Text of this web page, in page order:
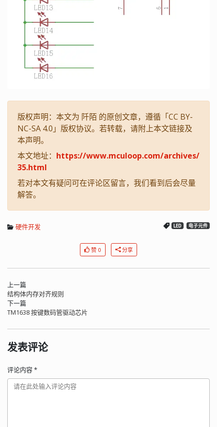
版权声明：本文为 阡陌 的原创文章，遵循「CC BY-
NC-SA 4.0」版权协议。若转载，请附上本文链接及
本声明。
本文地址： https://www.mculoop.com/archives/
35.html
若对本文有疑问可在评论区留言，我们看到后会尽量
解答。
硬件开发 LED 电子元件
赞 0 分享
上一篇
结构体内存对齐规则
下一篇
TM1638 按键数码管驱动芯片
发表评论
评论内容*